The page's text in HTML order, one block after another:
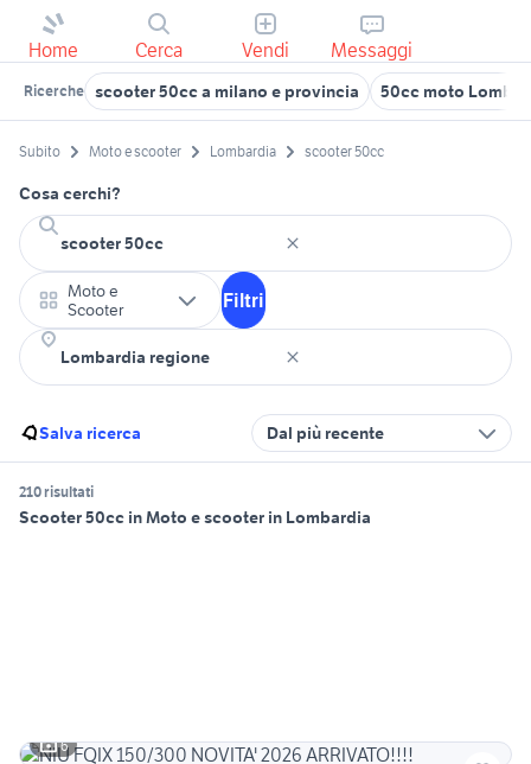
Home Cerca Vendi Messaggi
Ricerche scooter 50cc a milano e provincia 50cc moto
Subito Moto e scooter Lombardia scooter 50cc
Cosa cerchi?
Moto e
Scooter
Filtri
Salva ricerca Dal più recente
210 risultati
Scooter 50cc in Moto e scooter in Lombardia
6